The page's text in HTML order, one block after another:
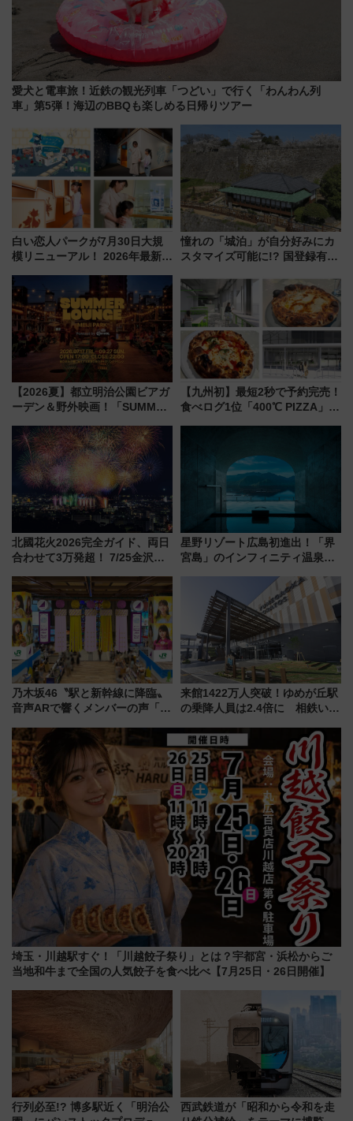
愛犬と電車旅！近鉄の観光列車「つどい」で行く「わんわん列
車」第5弾！海辺のBBQも楽しめる日帰りツアー
白い恋人パークが7月30日大規
模リニューアル！ 2026年最新の
と料金・アクセスを徹底解説
（札幌市）
憧れの「城泊」が自分好みにカ
スタマイズ可能に!? 国登録有形
にオーダーメイド型の宿泊プラ
ンが誕生！
【2026夏】都立明治公園ビアガ
ーデン＆野外映画！「SUMMER
ケジュール 夜風とビール、映画
を満喫！
【九州初】最短2秒で予約完売！
食べログ1位「400℃ PIZZA」が
北國花火2026完全ガイド、両日
合わせて3万発超！ 7/25金沢大
会の日程・アクセス・観覧席ま
とめ（石川県）
星野リゾート広島初進出！「界
宮島」のインフィニティ温泉と
宿泊料金・アクセスは？（2026
年7月23日開業）
乃木坂46〝駅と新幹線に降臨〟
音声ARで響くメンバーの声「真
来館1422万人突破！ゆめが丘駅
の乗降人員は2.4倍に 相鉄いず
年祭にそうにゃん＆DB.スター
マンが登場
埼玉・川越駅すぐ！「川越餃子祭り」とは？宇都宮・浜松からご
当地和牛まで全国の人気餃子を食べ比べ【7月25日・26日開催】
行列必至!? 博多駅近く「明治公
西武鉄道が「昭和から令和を走